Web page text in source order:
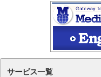
サービス一覧